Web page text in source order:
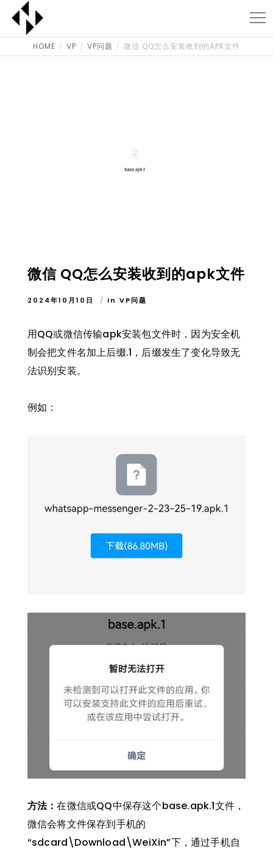
HOME VP VP问题 微信 QQ怎么安装收到的APK文件
微信 QQ怎么安装收到的apk文件
2024年10月10日 In VP问题
用QQ或微信传输apk安装包文件时，因为安全机
制会把文件名加上后缀.1，后缀发生了变化导致无
法识别安装。
例如：
方法：在微信或QQ中保存这个base.apk.1文件，
微信会将文件保存到手机的
“sdcard\Download\WeiXin”下，通过手机自